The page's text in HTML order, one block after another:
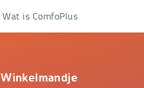
Wat is ComfoPlus
Winkelmandje